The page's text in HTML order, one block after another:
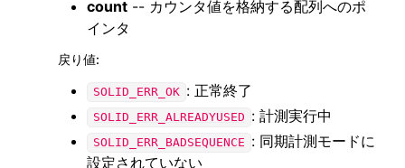
count -- カウンタ値を格納する配列へのポ
インタ
戻り値:
SOLID_ERR_OK : 正常終了
SOLID_ERR_ALREADYUSED : 計測実行中
SOLID_ERR_BADSEQUENCE : 同期計測モードに
設定されていない